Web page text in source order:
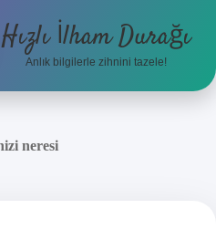
Hızlı İlham Durağı
Anlık bilgilerle zihnini tazele!
neresi